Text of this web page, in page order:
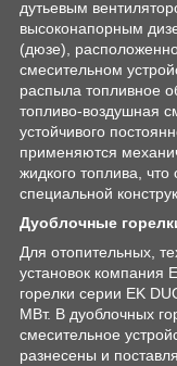
дутьевым
высоконапорным
(дюзе),
смесительном
распыла топливное
топливо-воздушная
устойчивого
применяются
жидкого топлива,
специальной
Дуоблочные
Для отопительных,
установок компания
горелки серии EK
МВт. В дуоблочных
смесительное
разнесены и